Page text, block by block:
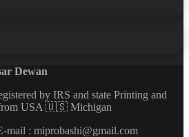
Dewan
by IRS and state Printing and
USA 🇺🇸 Michigan
mail : miprobashi@gmail.com